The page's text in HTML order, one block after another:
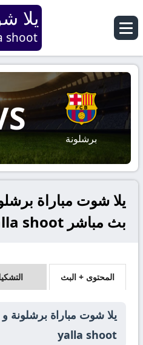
يلا
shoot
برشلونة
يلا شوت مباراة
بث مباشر yalla shoot
المحتوى + البث
يلا شوت مباراة برشلونة و
yalla shoot